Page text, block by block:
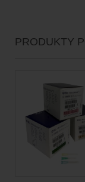
PRODUKTY